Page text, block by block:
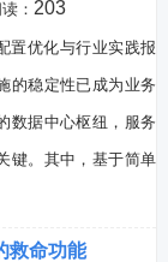
： 203
置优化与行业实践报
的稳定性已成为业务
数据中心枢纽，服务
键。其中，基于简单
救命功能